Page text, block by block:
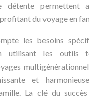
détente permettent
du voyage en
les besoins
utilisant les outils
et
La clé du